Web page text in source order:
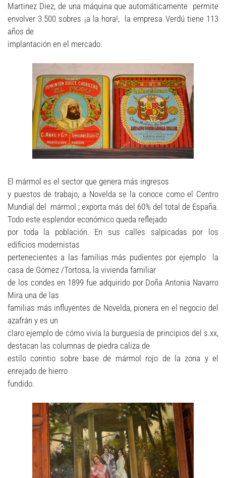
Martinez Diez, de una máquina que automáticamente permite
envolver 3.500 sobres ¡a la hora!, la empresa Verdú tiene 113
años de
implantación en el mercado.
El mármol es el sector que genera más ingresos
y puestos de trabajo, a Novelda se la conoce como el Centro
Mundial del mármol ; exporta más del 60% del total de España.
Todo este esplendor económico queda reflejado
por toda la población. En sus calles salpicadas por los
edificios modernistas
pertenecientes a las familias más pudientes por ejemplo la
casa de Gómez /Tortosa, la vivienda familiar
de los condes en 1899 fue adquirido por Doña Antonia Navarro
Mira una de las
familias más influyentes de Novelda, pionera en el negocio del
azafrán y es un
claro ejemplo de cómo vivía la burguesía de principios del s.xx,
destacan las columnas de piedra caliza de
estilo corintio sobre base de mármol rojo de la zona y el
enrejado de hierro
fundido.